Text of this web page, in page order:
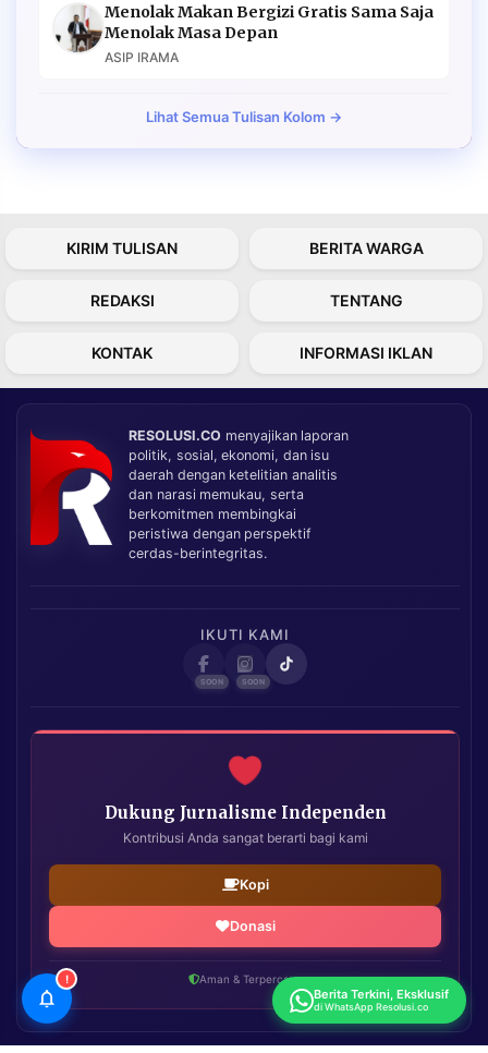
Menolak Makan Bergizi Gratis Sama Saja
Menolak Masa Depan
ASIP IRAMA
Lihat Semua Tulisan Kolom →
KIRIM TULISAN BERITA WARGA
REDAKSI TENTANG
KONTAK INFORMASI IKLAN
RESOLUSI.CO menyajikan laporan
politik, sosial, ekonomi, dan isu
daerah dengan ketelitian analitis
dan narasi memukau, serta
berkomitmen membingkai
peristiwa dengan perspektif
cerdas-berintegritas.
IKUTI KAMI
Dukung Jurnalisme Independen
Kontribusi Anda sangat berarti bagi kami
Kopi
Donasi
Aman & Terpercaya
!
Berita Terkini, Eksklusif
di WhatsApp Resolusi.co